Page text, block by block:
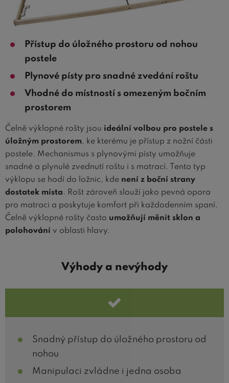
Přístup do úložného prostoru od nohou
postele
Plynové písty pro snadné zvedání roštu
Vhodné do místností s omezeným bočním
prostorem
Čelně výklopné rošty jsou ideální volbou pro postele s
úložným prostorem, ke kterému je přístup z nožní části
postele. Mechanismus s plynovými písty umožňuje
snadné a plynulé zvednutí roštu i s matrací. Tento typ
výklopu se hodí do ložnic, kde není z boční strany
dostatek místa. Rošt zároveň slouží jako pevná opora
pro matraci a poskytuje komfort při každodenním spaní.
Čelně výklopné rošty často umožňují měnit sklon a
polohování v oblasti hlavy.
Výhody a nevýhody
Snadný přístup do úložného prostoru od
nohou
Manipulaci zvládne i jedna osoba